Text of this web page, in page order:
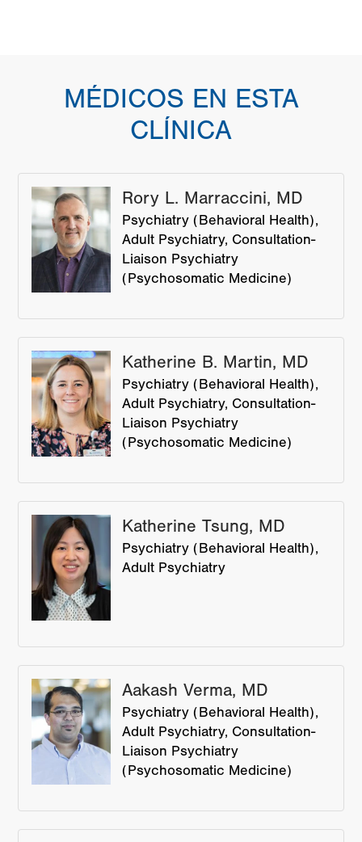
MÉDICOS EN ESTA
CLÍNICA
Rory L. Marraccini, MD
Psychiatry (Behavioral Health)
Adult Psychiatry Consultation-
Liaison Psychiatry
(Psychosomatic Medicine)
Katherine B. Martin, MD
Psychiatry (Behavioral Health)
Adult Psychiatry Consultation-
Liaison Psychiatry
(Psychosomatic Medicine)
Katherine Tsung, MD
Psychiatry (Behavioral Health)
Adult Psychiatry
Aakash Verma, MD
Psychiatry (Behavioral Health)
Adult Psychiatry Consultation-
Liaison Psychiatry
(Psychosomatic Medicine)